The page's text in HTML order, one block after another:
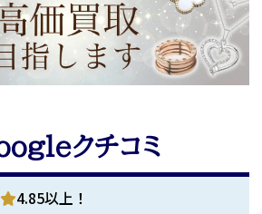
クチコミ
4.85以上！